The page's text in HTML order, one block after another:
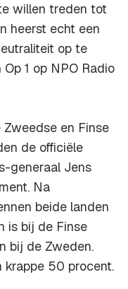
willen treden tot
heerst echt een
op te
1 op NPO Radio
en Finse
de officiële
generaal Jens
Na
beide landen
is bij de Finse
bij de Zweden.
krappe 50 procent.